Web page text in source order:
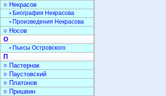
○ Некрасов
▫ Биография Некрасова
▫ Произведения Некрасова
○ Носов
О
▫ Пьесы Островского
П
○ Пастернак
○ Паустовский
○ Платонов
○ Пришвин